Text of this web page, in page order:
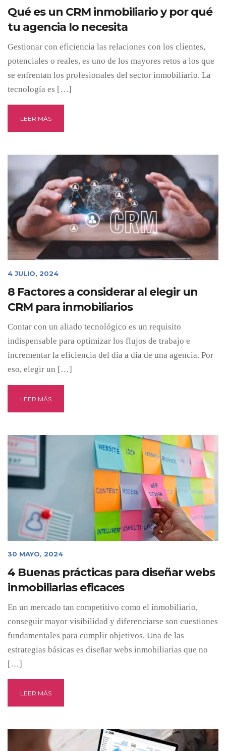
Qué es un CRM inmobiliario y por qué
tu agencia lo necesita
Gestionar con eficiencia las relaciones con los clientes,
potenciales o reales, es uno de los mayores retos a los que
se enfrentan los profesionales del sector inmobiliario. La
tecnología es […]
LEER MÁS
4 JULIO, 2024
8 Factores a considerar al elegir un
CRM para inmobiliarios
Contar con un aliado tecnológico es un requisito
indispensable para optimizar los flujos de trabajo e
incrementar la eficiencia del día a día de una agencia. Por
eso, elegir un […]
LEER MÁS
30 MAYO, 2024
4 Buenas prácticas para diseñar webs
inmobiliarias eficaces
En un mercado tan competitivo como el inmobiliario,
conseguir mayor visibilidad y diferenciarse son cuestiones
fundamentales para cumplir objetivos. Una de las
estrategias básicas es diseñar webs inmobiliarias que no
[…]
LEER MÁS